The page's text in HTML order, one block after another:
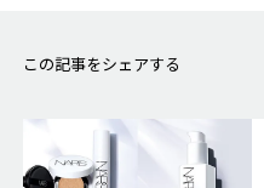
この記事をシェアする